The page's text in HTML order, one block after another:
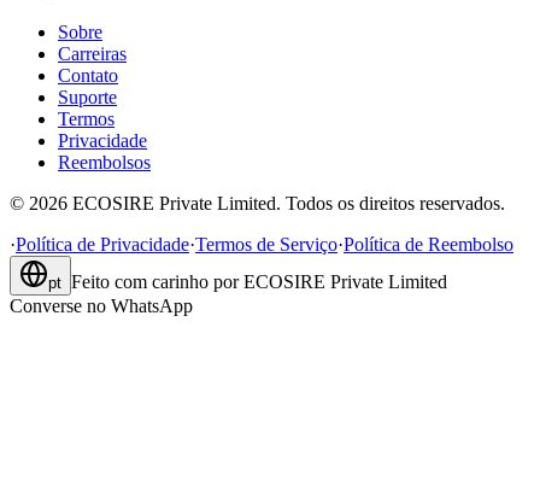
Sobre
Carreiras
Contato
Suporte
Termos
Privacidade
Reembolsos
© 2026 ECOSIRE Private Limited. Todos os direitos reservados.
·Política de Privacidade·Termos de Serviço·Política de Reembolso
pt Feito com carinho por ECOSIRE Private Limited
Converse no WhatsApp